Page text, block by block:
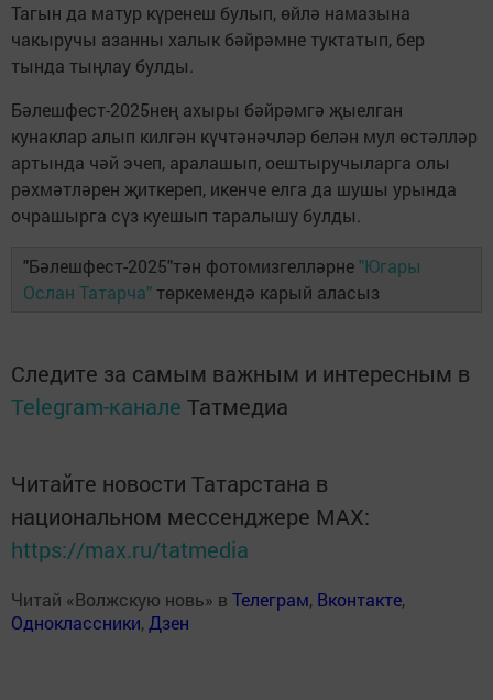
Тагын да матур күренеш булып, өйлә намазына
чакыручы азанны халык бәйрәмне туктатып, бер
тында тыңлау булды.
Бәлешфест-2025нең ахыры бәйрәмгә җыелган
кунаклар алып килгән күчтәнәчләр белән мул өстәлләр
артында чәй эчеп, аралашып, оештыручыларга олы
рәхмәтләрен җиткереп, икенче елга да шушы урында
очрашырга сүз куешып таралышу булды.
"Бәлешфест-2025"тән фотомизгелләрне "Югары
Ослан Татарча" төркемендә карый аласыз
Следите за самым важным и интересным в
Telegram-канале Татмедиа
Читайте новости Татарстана в
национальном мессенджере MАХ:
https://max.ru/tatmedia
Читай «Волжскую новь» в Телеграм, Вконтакте,
Одноклассники, Дзен